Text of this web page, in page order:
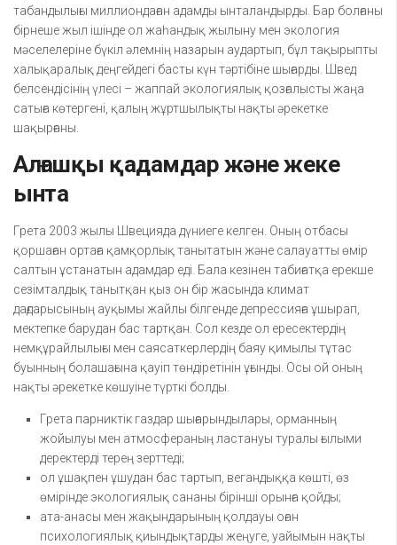
табандылығы миллиондаған адамды ынталандырды. Бар болғаны
бірнеше жыл ішінде ол жаһандық жылыну мен экология
мәселелеріне бүкіл әлемнің назарын аудартып, бұл тақырыпты
халықаралық деңгейдегі басты күн тәртібіне шығарды. Швед
белсендісінің үлесі – жаппай экологиялық қозғалысты жаңа
сатыға көтергені, қалың жұртшылықты нақты әрекетке
шақырғаны.
Алғашқы қадамдар және жеке
ынта
Грета 2003 жылы Швецияда дүниеге келген. Оның отбасы
қоршаған ортаға қамқорлық танытатын және салауатты өмір
салтын ұстанатын адамдар еді. Бала кезінен табиғатқа ерекше
сезімталдық танытқан қыз он бір жасында климат
дағдарысының ауқымы жайлы білгенде депрессияға ұшырап,
мектепке барудан бас тартқан. Сол кезде ол ересектердің
немқұрайлылығы мен саясаткерлердің баяу қимылы тұтас
буынның болашағына қауіп төндіретінін ұғынды. Осы ой оның
нақты әрекетке көшуіне түрткі болды.
Грета парниктік газдар шығарындылары, орманның
жойылуы мен атмосфераның ластануы туралы ғылыми
деректерді терең зерттеді;
ол ұшақпен ұшудан бас тартып, вегандыққа көшті, өз
өмірінде экологиялық сананы бірінші орынға қойды;
ата-анасы мен жақындарының қолдауы оған
психологиялық қиындықтарды жеңуге, уайымын нақты